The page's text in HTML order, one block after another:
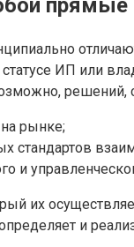
прямые
ИП или
рынке;
стандартов
и
их
и